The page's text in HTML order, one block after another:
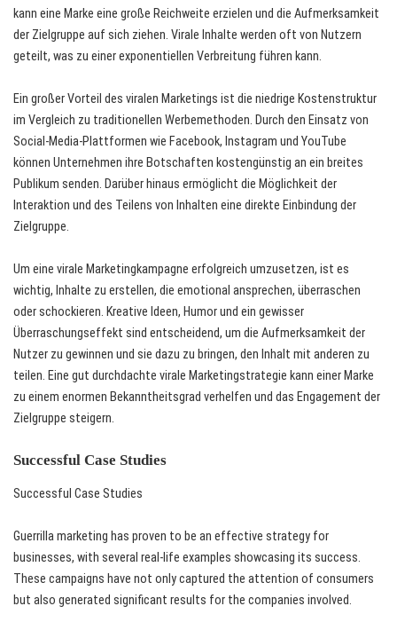
kann eine Marke eine große Reichweite erzielen und die Aufmerksamkeit
der Zielgruppe auf sich ziehen. Virale Inhalte werden oft von Nutzern
geteilt, was zu einer exponentiellen Verbreitung führen kann.
Ein großer Vorteil des viralen Marketings ist die niedrige Kostenstruktur
im Vergleich zu traditionellen Werbemethoden. Durch den Einsatz von
Social-Media-Plattformen wie Facebook, Instagram und YouTube
können Unternehmen ihre Botschaften kostengünstig an ein breites
Publikum senden. Darüber hinaus ermöglicht die Möglichkeit der
Interaktion und des Teilens von Inhalten eine direkte Einbindung der
Zielgruppe.
Um eine virale Marketingkampagne erfolgreich umzusetzen, ist es
wichtig, Inhalte zu erstellen, die emotional ansprechen, überraschen
oder schockieren. Kreative Ideen, Humor und ein gewisser
Überraschungseffekt sind entscheidend, um die Aufmerksamkeit der
Nutzer zu gewinnen und sie dazu zu bringen, den Inhalt mit anderen zu
teilen. Eine gut durchdachte virale Marketingstrategie kann einer Marke
zu einem enormen Bekanntheitsgrad verhelfen und das Engagement der
Zielgruppe steigern.
Successful Case Studies
Successful Case Studies
Guerrilla marketing has proven to be an effective strategy for
businesses, with several real-life examples showcasing its success.
These campaigns have not only captured the attention of consumers
but also generated significant results for the companies involved.